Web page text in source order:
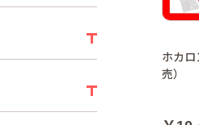
ホカ
売）